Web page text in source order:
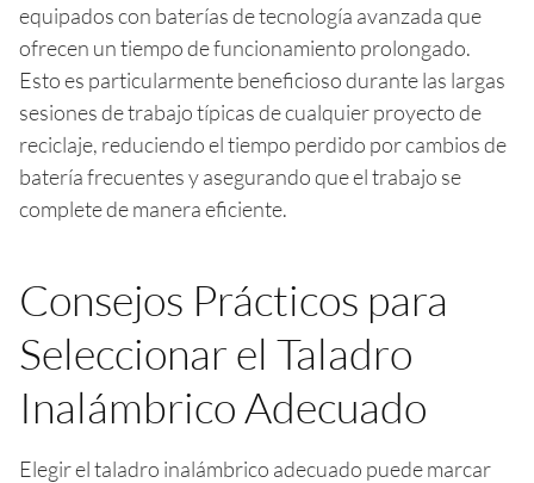
equipados con baterías de tecnología avanzada que
ofrecen un tiempo de funcionamiento prolongado.
Esto es particularmente beneficioso durante las largas
sesiones de trabajo típicas de cualquier proyecto de
reciclaje, reduciendo el tiempo perdido por cambios de
batería frecuentes y asegurando que el trabajo se
complete de manera eficiente.
Consejos Prácticos para
Seleccionar el Taladro
Inalámbrico Adecuado
Elegir el taladro inalámbrico adecuado puede marcar